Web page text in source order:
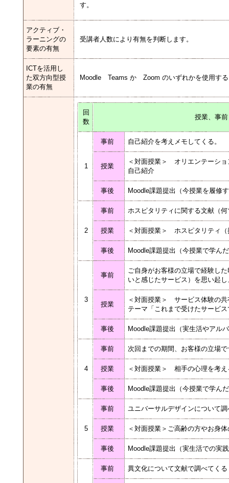
す。
アクティブ・
ラーニングの
要素の有無
受講者人数により有無を判断します。
ICTを活用し
た双方向型授
業の有無
Moodle Teams か Zoom のいずれかを使用す
回
数
授業、事
1
事前 自己紹介を考えメモしてくる。
授業
＜対面授業＞ オリエンテーシ
自己紹介
事後 Moodle課題提出（今授業を履修
2
事前 ホスピタリティに関する文献（
授業 ＜対面授業＞ ホスピタリティ
事後 Moodle課題提出（今授業で学ん
3
事前
ご自身がお客様の立場で経験し
いと感じたサービス）を思い起
授業
＜対面授業＞ サービス体験の共
テーマ「これまで受けたサービ
事後 Moodle課題提出（実生活やアル
4
事前 次回までの期間、お客様の立場
授業 ＜対面授業＞ 相手の心理を考
事後 Moodle課題提出（今授業で学ん
5
事前 ユニバーサルデザインについて
授業 ＜対面授業＞ご高齢の方やお身
事後 Moodle課題提出（実生活での実
事前 異文化について文献で調べてくる